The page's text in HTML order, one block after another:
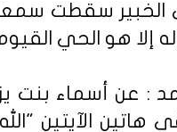
الخبير سقطت
إلا هو الحي
: عن أسماء بنت
الآيتين "الله